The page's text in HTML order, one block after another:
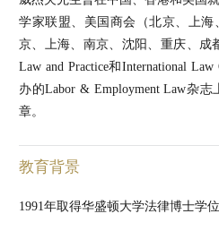
学家联盟、美国商会（北京、上
京、上海、南京、沈阳、重庆、成
Law and Practice和International
办的Labor & Employment Law杂
章。
教育背景
1991年取得华盛顿大学法律博士学位